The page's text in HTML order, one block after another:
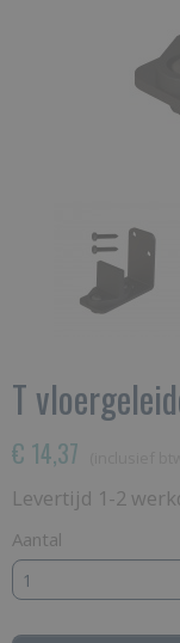
T
€ 14,37
Levertijd 1-2
Aantal